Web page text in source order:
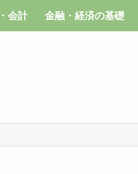
会計 金融・経済の基礎